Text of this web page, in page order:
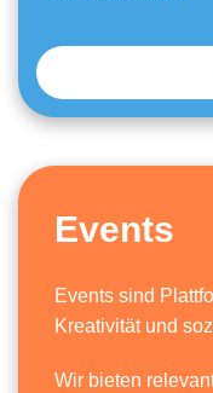
Events
Events sind
Kreativität und
Wir bieten